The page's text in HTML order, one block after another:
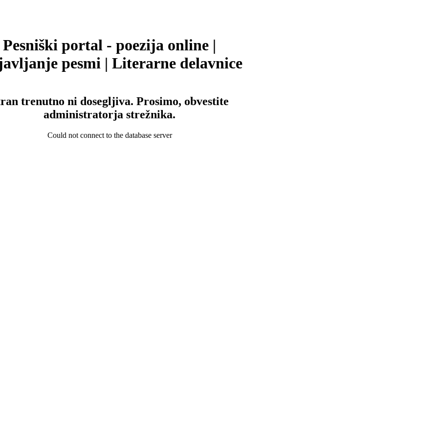
Pesniški portal - poezija online |
pesmi | Literarne delavnice
trenutno ni dosegljiva. Prosimo, obvestite
administratorja strežnika.
Could not connect to the database server